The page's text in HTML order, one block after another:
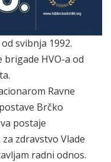
svibnja 1992.
brigade HVO-a od
Ravne
Brčko
postaje
zdravstvo Vlade
radni odnos.